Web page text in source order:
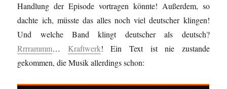
Handlung der Episode vortragen könnte! Außerdem, so
dachte ich, müsste das alles noch viel deutscher klingen!
Und welche Band klingt deutscher als deutsch?
Rrrrammm… Kraftwerk! Ein Text ist nie zustande
gekommen, die Musik allerdings schon: